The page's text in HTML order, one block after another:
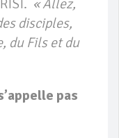
« Allez,
disciples,
du Fils et du
pas